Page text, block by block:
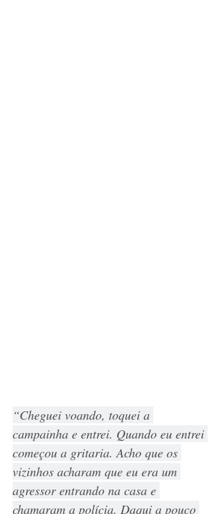
“Cheguei voando, toquei a
campainha e entrei. Quando eu entrei
começou a gritaria. Acho que os
vizinhos acharam que eu era um
agressor entrando na casa e
chamaram a polícia. Daqui a pouco